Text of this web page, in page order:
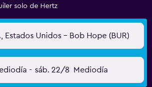
solo de Hertz
Estados Unidos - Bob Hope (BUR)
- sáb. 22/8 Mediodía